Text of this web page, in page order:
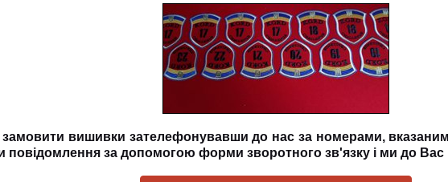
вишивки зателефонувавши до нас за номерами,
повідомлення за допомогою форми зворотного зв'язку і ми до